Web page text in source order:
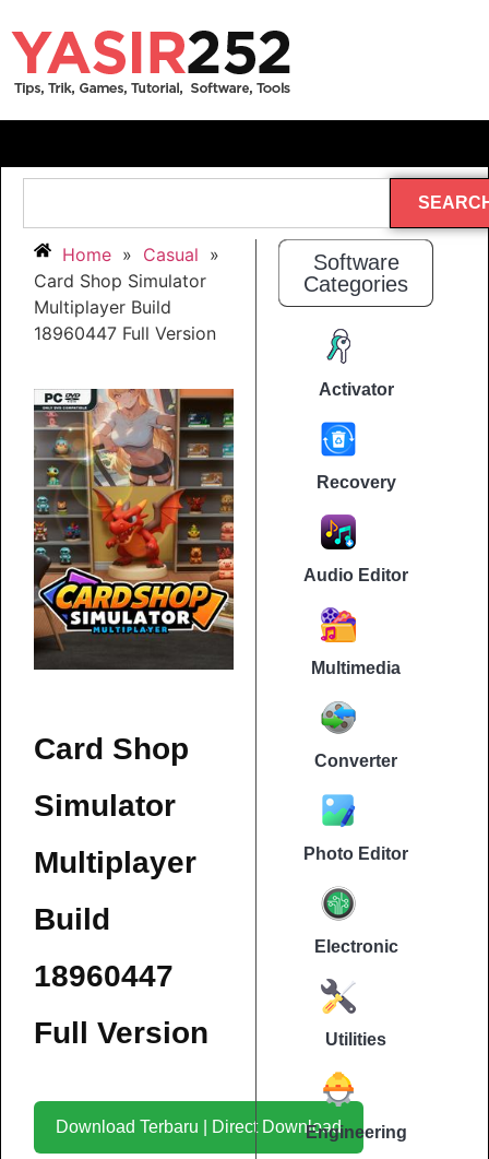
Home » Casual »
Card Shop Simulator
Multiplayer Build
18960447 Full Version
Card Shop
Simulator
Multiplayer
Build
18960447
Full Version
Download Terbaru | Direct Download
Software
Categories
Activator
Recovery
Audio Editor
Multimedia
Converter
Photo Editor
Electronic
Utilities
Engineering